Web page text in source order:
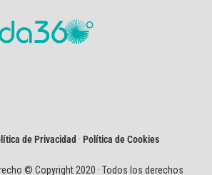
de Privacidad ·Política de Cookies
© Copyright 2020 · Todos los derechos